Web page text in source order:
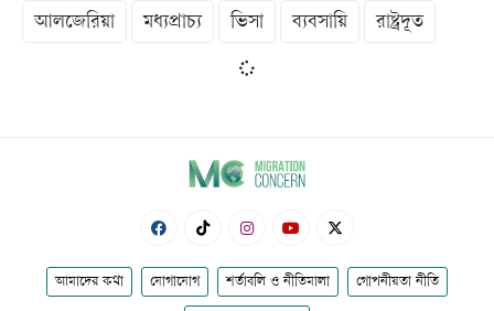
আলজেরিয়া মধ্যপ্রাচ্য ভিসা ব্যবসায়ি রাষ্ট্রদূত
আমাদের কথা যোগাযোগ শর্তাবলি ও নীতিমালা গোপনীয়তা নীতি